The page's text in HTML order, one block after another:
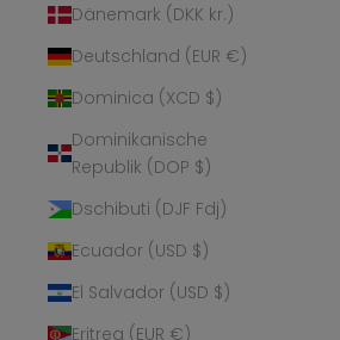
Dänemark (DKK kr.)
Deutschland (EUR €)
Dominica (XCD $)
Dominikanische
Republik (DOP $)
Dschibuti (DJF Fdj)
Ecuador (USD $)
El Salvador (USD $)
Eritrea (EUR €)